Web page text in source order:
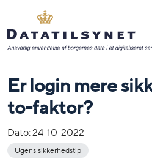
Er login mere
to-faktor?
Dato:24-10-2022
Ugens sikkerhedstip